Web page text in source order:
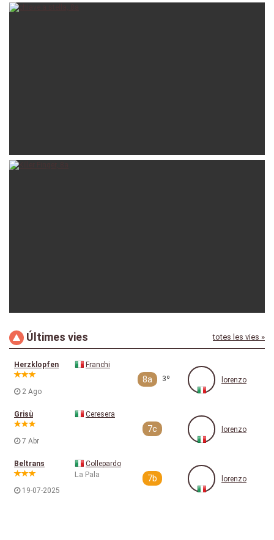
lorenzo
Últimes vies totes les vies »
Herzklopfen
2 Ago
Franchi
8a 3º lorenzo
Grisù
7 Abr
Ceresera
7c lorenzo
Beltrans
19-07-2025
Collepardo
La Pala 7b lorenzo